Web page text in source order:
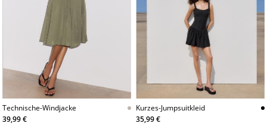
Technische-Windjacke
39,99 €
Kurzes-Jumpsuitkleid
35,99 €